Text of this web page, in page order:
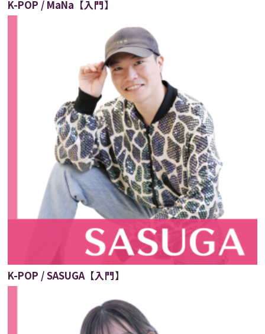
K-POP / MaNa【入門】
K-POP / SASUGA【入門】